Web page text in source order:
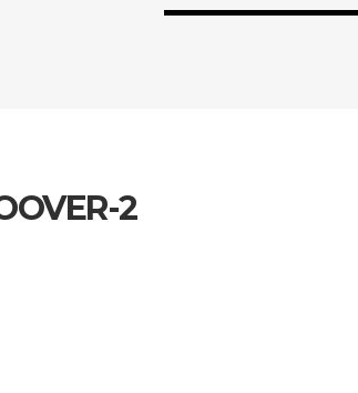
2